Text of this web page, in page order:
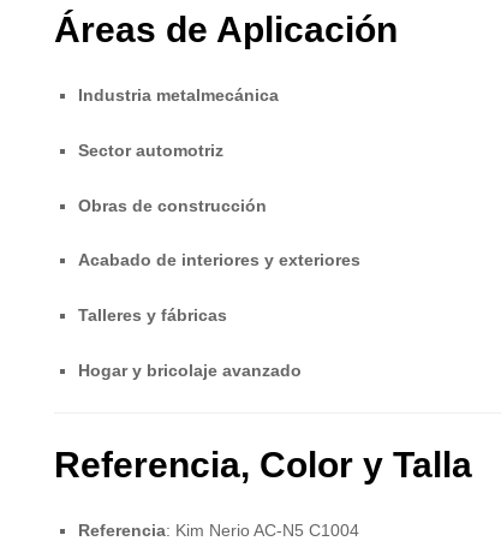
Áreas de Aplicación
Industria metalmecánica
Sector automotriz
Obras de construcción
Acabado de interiores y exteriores
Talleres y fábricas
Hogar y bricolaje avanzado
Referencia, Color y Talla
Referencia: Kim Nerio AC-N5 C1004